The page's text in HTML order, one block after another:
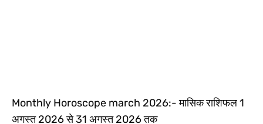
Monthly Horoscope march 2026:- मासिक राशिफल 1
अगस्त 2026 से 31 अगस्त 2026 तक